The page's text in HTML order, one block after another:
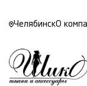
ЧелябинскО